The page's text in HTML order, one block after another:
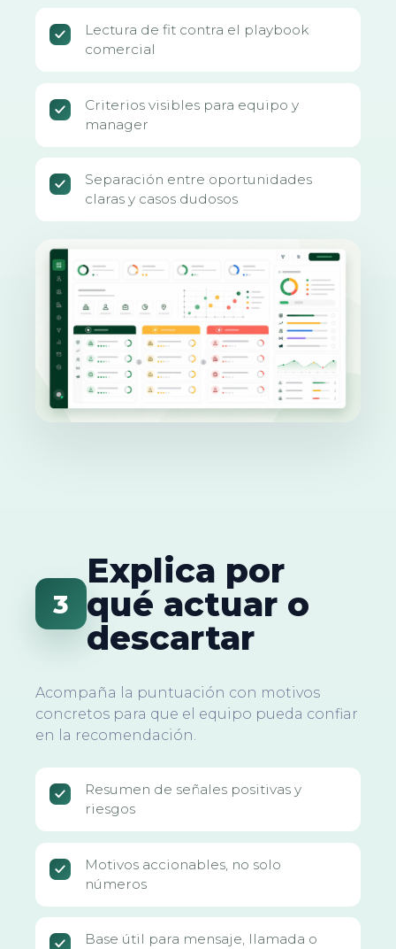
Lectura de fit contra el playbook
comercial
Criterios visibles para equipo y
manager
Separación entre oportunidades
claras y casos dudosos
3
Explica por
qué actuar o
descartar
Acompaña la puntuación con motivos
concretos para que el equipo pueda confiar
en la recomendación.
Resumen de señales positivas y
riesgos
Motivos accionables, no solo
números
Base útil para mensaje, llamada o